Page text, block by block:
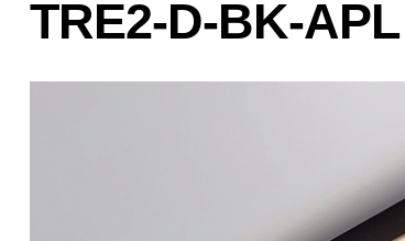
TRE2-D-BK-APL